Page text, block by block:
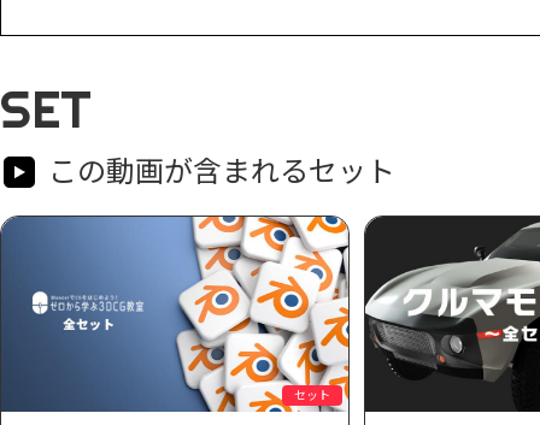
SET
この動画が含まれるセット
セット